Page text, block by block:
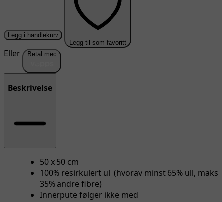
Legg i handlekurv
Legg til som favoritt
Eller Betal med
Beskrivelse
50 x 50 cm
100% resirkulert ull (hvorav minst 65% ull, maks
35% andre fibre)
Innerpute følger ikke med